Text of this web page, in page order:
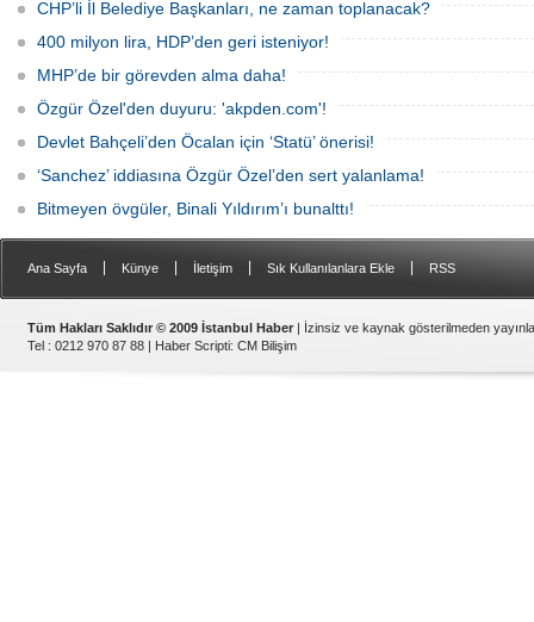
CHP’li İl Belediye Başkanları, ne zaman toplanacak?
400 milyon lira, HDP’den geri isteniyor!
MHP’de bir görevden alma daha!
Özgür Özel'den duyuru: 'akpden.com'!
Devlet Bahçeli’den Öcalan için ‘Statü’ önerisi!
‘Sanchez’ iddiasına Özgür Özel’den sert yalanlama!
Bitmeyen övgüler, Binali Yıldırım’ı bunalttı!
Ana Sayfa Künye İletişim Sık Kullanılanlara Ekle RSS
Tüm Hakları Saklıdır © 2009 İstanbul Haber | İzinsiz ve kaynak gösterilmeden
Tel : 0212 970 87 88 | Haber Scripti: CM Bilişim